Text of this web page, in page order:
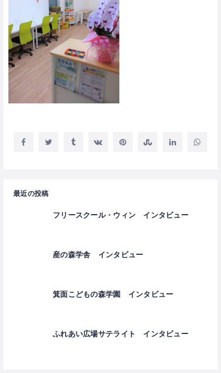
最近の投稿
フリースクール・ウィン インタビュー
産の森学舎 インタビュー
箕面こどもの森学園 インタビュー
ふれあい広場サテライト インタビュー